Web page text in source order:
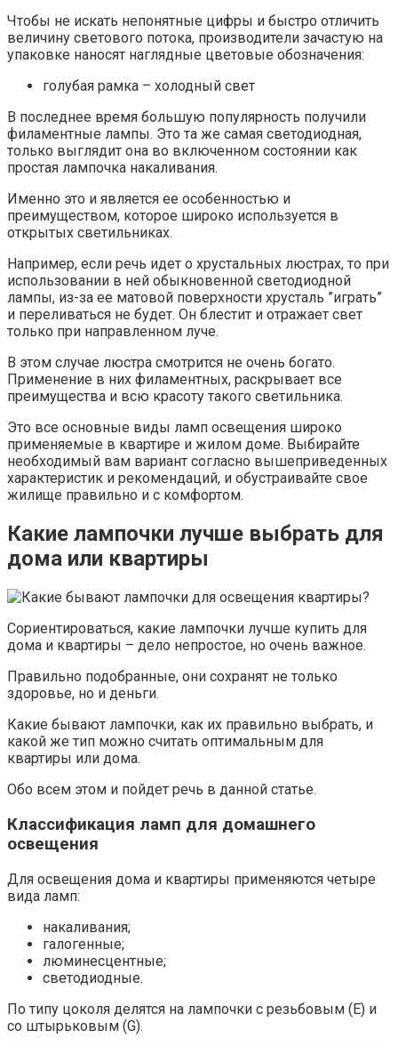
Чтобы не искать непонятные цифры и быстро отличить
величину светового потока, производители зачастую на
упаковке наносят наглядные цветовые обозначения:
голубая рамка – холодный свет
В последнее время большую популярность получили
филаментные лампы. Это та же самая светодиодная,
только выглядит она во включенном состоянии как
простая лампочка накаливания.
Именно это и является ее особенностью и
преимуществом, которое широко используется в
открытых светильниках.
Например, если речь идет о хрустальных люстрах, то при
использовании в ней обыкновенной светодиодной
лампы, из-за ее матовой поверхности хрусталь ”играть”
и переливаться не будет. Он блестит и отражает свет
только при направленном луче.
В этом случае люстра смотрится не очень богато.
Применение в них филаментных, раскрывает все
преимущества и всю красоту такого светильника.
Это все основные виды ламп освещения широко
применяемые в квартире и жилом доме. Выбирайте
необходимый вам вариант согласно вышеприведенных
характеристик и рекомендаций, и обустраивайте свое
жилище правильно и с комфортом.
Какие лампочки лучше выбрать для
дома или квартиры
Сориентироваться, какие лампочки лучше купить для
дома и квартиры – дело непростое, но очень важное.
Правильно подобранные, они сохранят не только
здоровье, но и деньги.
Какие бывают лампочки, как их правильно выбрать, и
какой же тип можно считать оптимальным для
квартиры или дома.
Обо всем этом и пойдет речь в данной статье.
Классификация ламп для домашнего
освещения
Для освещения дома и квартиры применяются четыре
вида ламп:
накаливания;
галогенные;
люминесцентные;
светодиодные.
По типу цоколя делятся на лампочки с резьбовым (Е) и
со штырьковым (G).